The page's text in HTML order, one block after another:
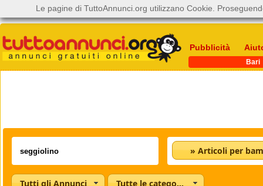
Pubblicità
Bari
» Articoli per
Tutti gli Annunci Tutte le categorie
Le pagine di TuttoAnnunci.org utilizzano Cookie.